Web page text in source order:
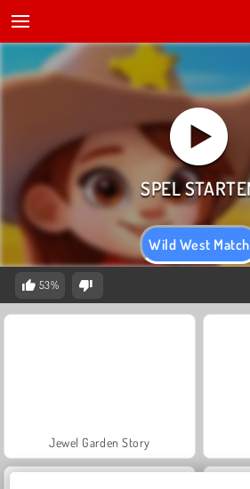
Wild West Match
53%
Jewel Garden Story